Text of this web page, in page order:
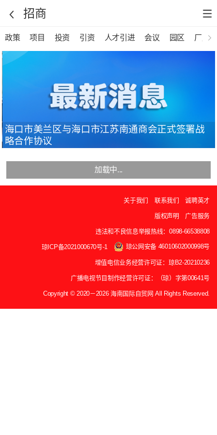
招商
政策 项目 投资 引资 人才引进 会议 园区 厂房
海口市美兰区与海口市江苏南通商会正式签署战
略合作协议
加载中...
关于我们 联系我们 诚聘英才
版权声明 广告服务
违法和不良信息举报热线：0898-66538808
琼ICP备2021000670号-1 琼公网安备 46010602000998号
增值电信业务经营许可证：琼B2-20210236
广播电视节目制作经营许可证：（琼）字第00641号
Copyright © 2020－2026 海南国际自贸网 All Rights Reserved.